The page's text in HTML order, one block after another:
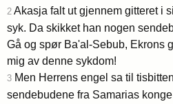
2 Akasja falt ut gjennem gitteret i
syk. Da skikket han nogen
Gå og spør Ba'al-Sebub, Ekrons
mig av denne sykdom!
3 Men Herrens engel sa til
sendebudene fra Samarias